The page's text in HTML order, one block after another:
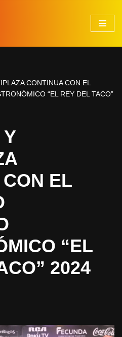
CONTINUA CON EL
“EL REY DEL TACO”
EL
“EL
2024